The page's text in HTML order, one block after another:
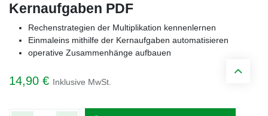
Kernaufgaben PDF
Rechenstrategien der Multiplikation kennenlernen
Einmaleins mithilfe der Kernaufgaben automatisieren
operative Zusammenhänge aufbauen
14,90 € Inklusive MwSt.